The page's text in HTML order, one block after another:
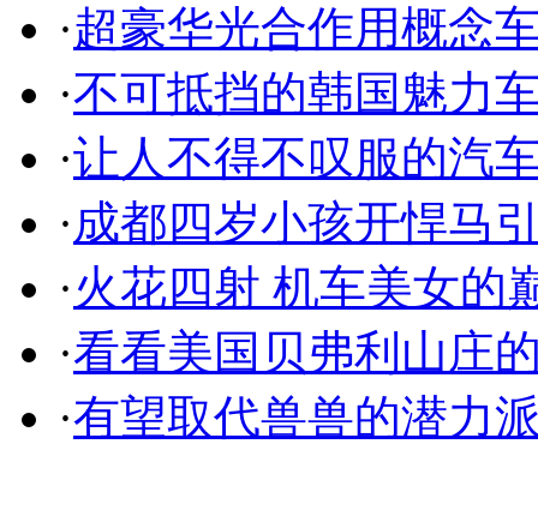
·超豪华光合作用概念
·不可抵挡的韩国魅力
·让人不得不叹服的汽
·成都四岁小孩开悍马
·火花四射 机车美女的
·看看美国贝弗利山庄
·有望取代兽兽的潜力